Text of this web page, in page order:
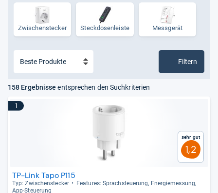
Zwi­schen­ste­cker Steck­do­sen­leiste Messgerät
Filtern
158 Ergebnisse entsprechen den Suchkriterien
1
Sehr gut
1,2
TP-Link Tapo P115
Typ: Zwi­schen­ste­cker
Fea­tu­res: Sprach­steue­rung, Ener­gie­mes­sung,
App-​Steue­rung